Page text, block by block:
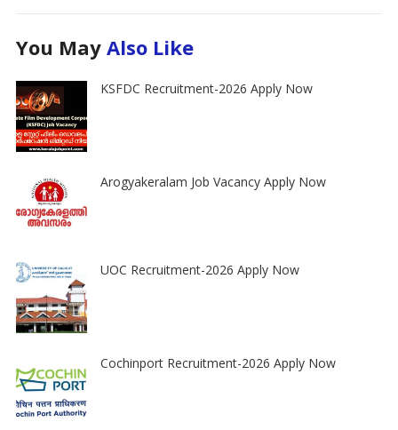
You May Also Like
KSFDC Recruitment-2026 Apply Now
Arogyakeralam Job Vacancy Apply Now
UOC Recruitment-2026 Apply Now
Cochinport Recruitment-2026 Apply Now